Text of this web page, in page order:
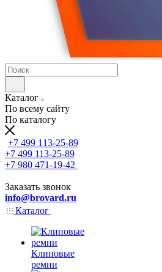
Каталог
По всему сайту
По каталогу
+7 499 113-25-89
+7 499 113-25-89
+7 980 471-19-42
Заказать звонок
info@brovard.ru
Каталог
Клиновые
ремни